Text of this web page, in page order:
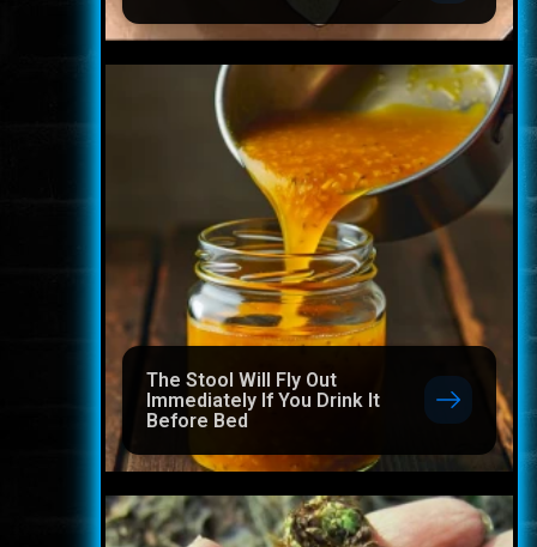
The Stool Will Fly Out
Immediately If You Drink It
Before Bed